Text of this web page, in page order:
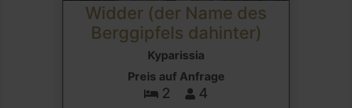
Widder (der Name des
Berggipfels dahinter)
Kyparissia
Preis auf Anfrage
2 4